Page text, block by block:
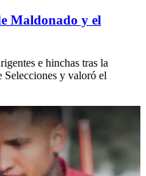
Maldonado y el
e hinchas tras la
Selecciones y valoró el